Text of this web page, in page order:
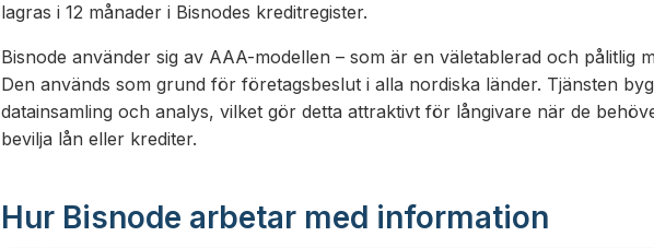
lagras i 12 månader i Bisnodes kreditregister.
Bisnode använder sig av AAA-modellen – som är en väletablerad och pålitlig
Den används som grund för företagsbeslut i alla nordiska länder. Tjänsten
datainsamling och analys, vilket gör detta attraktivt för långivare när de
bevilja lån eller krediter.
Hur Bisnode arbetar med information